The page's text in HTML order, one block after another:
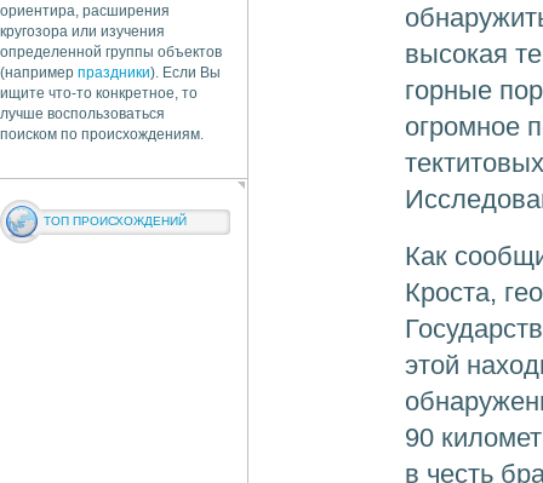
ориентира, расширения
кругозора или изучения
определенной группы объектов
(например праздники). Если Вы
ищите что-то конкретное, то
лучше воспользоваться
поиском по происхождениям.
ТОП ПРОИСХОЖДЕНИЙ
высокая
горные
огромное
Как
Кроста,
этой
90
в честь